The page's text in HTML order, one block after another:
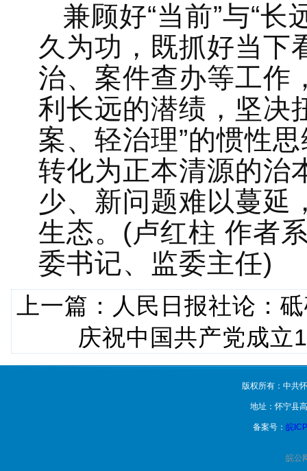
兼顾好“当前”与“
久为功，既抓好当下
治、案件查办等工作
利长远的潜绩，坚决
案、轻治理”的惯性
转化为正本清源的治
少、新问题难以蔓延
生态。(卢红柱 作者
委书记、监委主任)
上一篇： 人民日报社论：
庆祝中国共产党成立
版权所有：中共
地址：怀宁县
备案号： 皖
皖公